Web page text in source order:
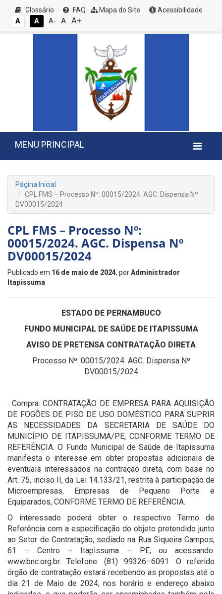
Glossário FAQ Mapa do Site
Acessibilidade
A
A A- A A+
MENU PRINCIPAL
Página Inicial
CPL FMS – Processo Nº: 00015/2024. AGC. Dispensa Nº
DV00015/2024
CPL FMS – Processo Nº:
00015/2024. AGC. Dispensa Nº
DV00015/2024
Publicado em 16 de maio de 2024, porAdministrador
Itapissuma
ESTADO DE PERNAMBUCO
FUNDO MUNICIPAL DE SAÚDE DE ITAPISSUMA
AVISO DE PRETENSA CONTRATAÇÃO DIRETA
Processo Nº: 00015/2024. AGC. Dispensa Nº
DV00015/2024
. Compra. CONTRATAÇÃO DE EMPRESA PARA AQUISIÇÃO
DE FOGÕES DE PISO DE USO DOMÉSTICO PARA SUPRIR
AS NECESSIDADES DA SECRETARIA DE SAÚDE DO
MUNICÍPIO DE ITAPISSUMA/PE, CONFORME TERMO DE
REFERÊNCIA. O Fundo Municipal de Saúde de Itapissuma
manifesta o interesse em obter propostas adicionais de
eventuais interessados na contração direta, com base no
Art. 75, inciso II, da Lei 14.133/21, restrita à participação de
Microempresas, Empresas de Pequeno Porte e
Equiparados, CONFORME TERMO DE REFERÊNCIA.
O interessado poderá obter o respectivo Termo de
Referência com a especificação do objeto pretendido junto
ao Setor de Contratação, sediado na Rua Siqueira Campos,
61 – Centro – Itapissuma – PE, ou acessando:
www.bnc.org.br. Telefone: (81) 99326–6091. O referido
órgão de contratação estará recebendo as propostas até o
dia 21 de Maio de 2024, nos horário e endereço abaixo